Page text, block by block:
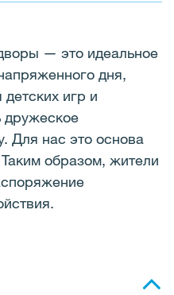
— это идеальное
дня,
игр и
дружеское
Для нас это основа
образом, жители